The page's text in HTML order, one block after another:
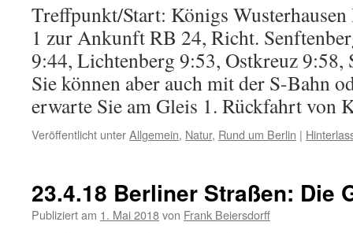
Treffpunkt/Start: Königs
1 zur Ankunft RB 24, Richt.
9:44, Lichtenberg 9:53, Ostkreuz 9:58,
Sie können aber auch mit der S-Bahn
erwarte Sie am Gleis 1. Rückfahrt
Veröffentlicht unterAllgemein, Natur, Rund um Berlin |
23.4.18 Berliner Straßen: Die
Publiziert am 1. Mai 2018von Frank Beiersdorff